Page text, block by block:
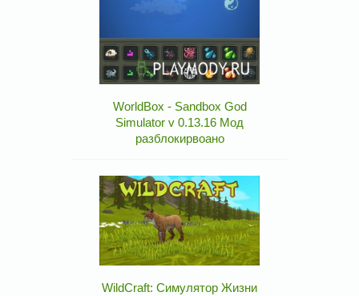
WorldBox - Sandbox God
Simulator v 0.13.16 Мод
разблокирвоано
WildCraft: Симулятор Жизни